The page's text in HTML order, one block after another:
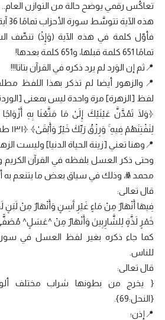
تعاكُس رقمي يوضح حالة من التوازن العام..
هذه الآية تتوسَّط سورة الأحزاب تمامًا 36 آية قبلها و36 آية بعدها!
فأوّل كلمة في هذه الآية (وَإِذْ) تنصِّف
تمامًا 651 كلمة قبلها، و651 كلمة بعدها!
📍ثم إن الوَرد لم يرد ذكره في القرآن بتاتا!!!
📍والزهور أيضا لم تذكر بهذا اللفظ
لفظ [الزهرة] مرة واحدة ليس بمعنى
﴿وَلَا تَمُدَّنَّ عَيْنَيْكَ إِلَىٰ مَا مَتَّعْنَا بِهِ أَزْوَاجًا
لِنَفْتِنَهُمْ فِيهِ ۚ وَرِزْقُ رَبِّكَ خَيْرٌ وَأَبْقَىٰ﴾ ﴿١٣١ طه﴾
📍وهنا تعني [زينة الحياة الدنيا] وليست
وحتى ذكر العسل بلفظه في القرآن
محمد ﷺ، وذلك في سياق بعض ما يتنعم به
قال تعالى:
فِيهَا أَنْهَارٌ مِنْ مَاءٍ غَيْرِ آَسِنٍ وَأَنْهَارٌ مِنْ
خَمْرٍ لَذَّةٍ لِلشَّارِبِينَ وَأَنْهَارٌ مِنْ ^عَسَلٍ^ مُصَفًّى
كما جاء ذكره بغير لفظ العسل في
للناس.
قال تعالى:
{ يخرج من بطونها شراب مختلف
{النحل:69}.
📍إذن؛